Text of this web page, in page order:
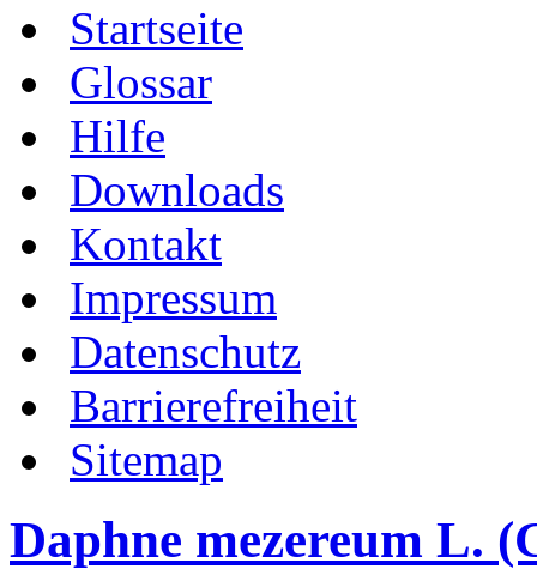
Startseite
Glossar
Hilfe
Downloads
Kontakt
Impressum
Datenschutz
Barrierefreiheit
Sitemap
Daphne mezereum L.